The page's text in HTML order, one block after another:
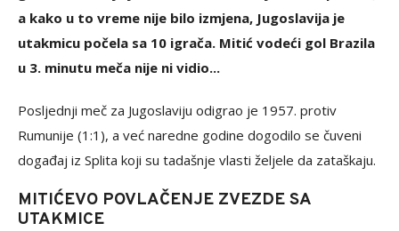
a kako u to vreme nije bilo izmjena, Jugoslavija je
utakmicu počela sa 10 igrača. Mitić vodeći gol Brazila
u 3. minutu meča nije ni vidio...
Posljednji meč za Jugoslaviju odigrao je 1957. protiv
Rumunije (1:1), a već naredne godine dogodilo se čuveni
događaj iz Splita koji su tadašnje vlasti željele da zataškaju.
MITIĆEVO POVLAČENJE ZVEZDE SA
UTAKMICE